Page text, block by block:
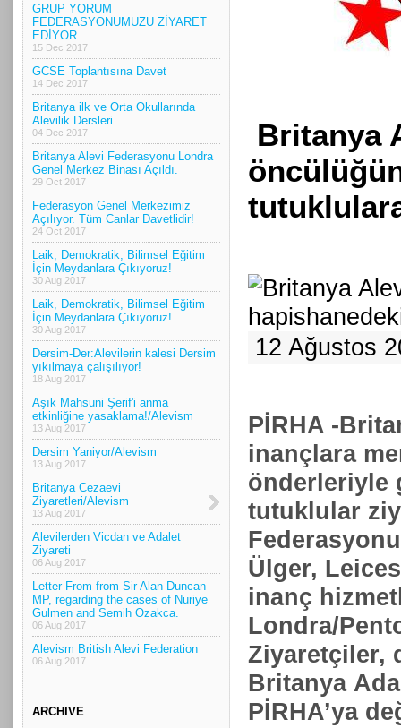
GRUP YORUM
FEDERASYONUMUZU ZİYARET
EDİYOR.
15 Dec 2017
GCSE Toplantısına Davet
14 Dec 2017
Britanya ilk ve Orta Okullarında
Alevilik Dersleri
04 Dec 2017
Britanya Alevi Federasyonu Londra
Genel Merkez Binası Açıldı.
29 Oct 2017
Federasyon Genel Merkezimiz
Açılıyor. Tüm Canlar Davetlidir!
24 Oct 2017
Laik, Demokratik, Bilimsel Eğitim
İçin Meydanlara Çıkıyoruz!
30 Aug 2017
Laik, Demokratik, Bilimsel Eğitim
İçin Meydanlara Çıkıyoruz!
30 Aug 2017
Dersim-Der:Alevilerin kalesi Dersim
yıkılmaya çalışılıyor!
18 Aug 2017
Aşık Mahsuni Şerif'i anma
etkinliğine yasaklama!/Alevism
13 Aug 2017
Dersim Yaniyor/Alevism
13 Aug 2017
Britanya Cezaevi
Ziyaretleri/Alevism
13 Aug 2017
Alevilerden Vicdan ve Adalet
Ziyareti
06 Aug 2017
Letter From from Sir Alan Duncan
MP, regarding the cases of Nuriye
Gulmen and Semih Ozakca.
06 Aug 2017
Alevism British Alevi Federation
06 Aug 2017
ARCHIVE
Britanya
12 Ağustos
PİRHA -
inançlara
önderleriyle
tutuklular
Ülger,
inanç
Londra/
Ziyaretçiler,
Britanya
PİRHA’ya